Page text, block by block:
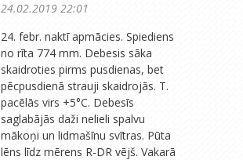
24.02.2019 22:01
24. febr. naktī apmācies. Spiediens
no rīta 774 mm. Debesis sāka
skaidroties pirms pusdienas, bet
pēcpusdienā strauji skaidrojās. T.
pacēlās virs +5°C. Debesīs
saglabājās daži nelieli spalvu
mākoņi un lidmašīnu svītras. Pūta
lēns līdz mērens R-DR vējš. Vakarā